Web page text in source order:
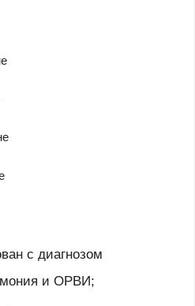
с диагнозом
и ОРВИ;